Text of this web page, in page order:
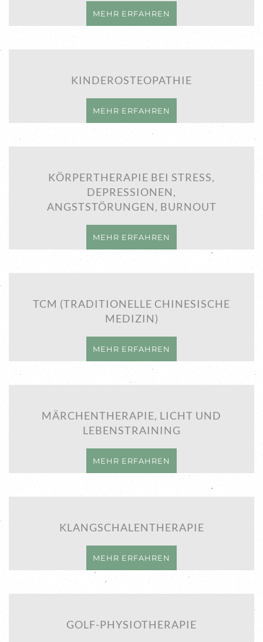
MEHR ERFAHREN
KINDEROSTEOPATHIE
MEHR ERFAHREN
KÖRPERTHERAPIE BEI STRESS,
DEPRESSIONEN,
ANGSTSTÖRUNGEN, BURNOUT
MEHR ERFAHREN
TCM (TRADITIONELLE CHINESISCHE
MEDIZIN)
MEHR ERFAHREN
MÄRCHENTHERAPIE, LICHT UND
LEBENSTRAINING
MEHR ERFAHREN
KLANGSCHALENTHERAPIE
MEHR ERFAHREN
GOLF-PHYSIOTHERAPIE